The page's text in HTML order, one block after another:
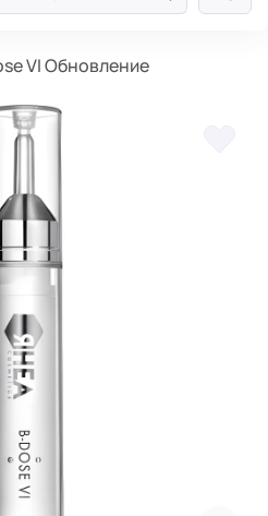
VI Обновление